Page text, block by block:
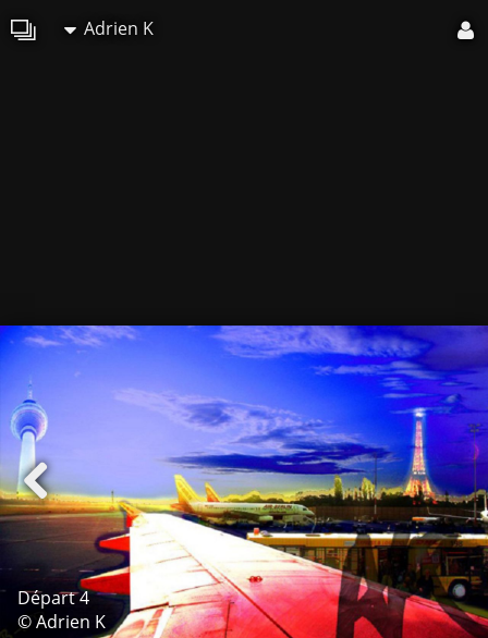
Adrien K
Départ 4
© Adrien K